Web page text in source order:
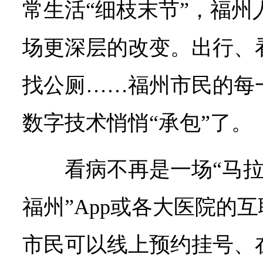
常生活“细枝末节”，福
场更深层的改变。出行
找公厕……福州市民的每
数字技术悄悄“承包”了。
看病不再是一场“马
福州”App或各大医院的
市民可以线上预约挂号